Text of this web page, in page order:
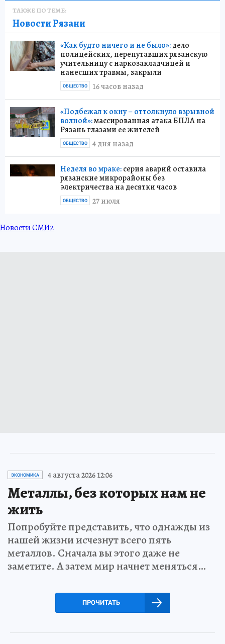
ТАКЖЕ ПО ТЕМЕ:
Новости Рязани
«Как будто ничего и не было»:дело
полицейских, перепутавших рязанскую
учительницу с наркозакладчицей и
нанесших травмы, закрыли
16 часов назад
ОБЩЕСТВО
«Подбежал к окну – оттолкнуло взрывной
волной»:массированная атака БПЛА на
Рязань глазами ее жителей
4 дня назад
ОБЩЕСТВО
Неделя во мраке:серия аварий оставила
рязанские микрорайоны без
электричества на десятки часов
27 июля
ОБЩЕСТВО
Новости СМИ2
ЭКОНОМИКА 4 августа 2026 12:06
Металлы, без которых нам не
жить
Попробуйте представить, что однажды из
нашей жизни исчезнут всего пять
металлов. Сначала вы этого даже не
заметите. А затем мир начнет меняться…
ПРОЧИТАТЬ